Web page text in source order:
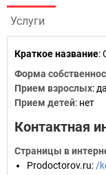
Услуги
Краткое название:
Форма
Прием взрослых: да
Прием детей: нет
Контактная
Страницы в
Prodoctorov.ru: /